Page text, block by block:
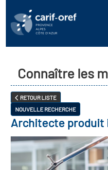
Connaître les
RETOUR LISTE
NOUVELLE RECHERCHE
Architecte produit